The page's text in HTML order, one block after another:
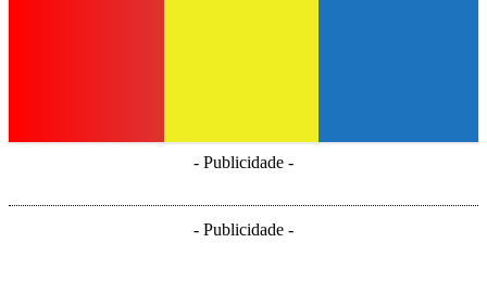
- Publicidade -
- Publicidade -